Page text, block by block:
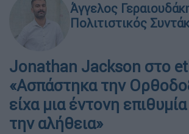
Άγγελος
Πολιτιστικός
Jonathan Jackson στο
«Ασπάστηκα την
είχα μια έντονη
την αλήθεια»